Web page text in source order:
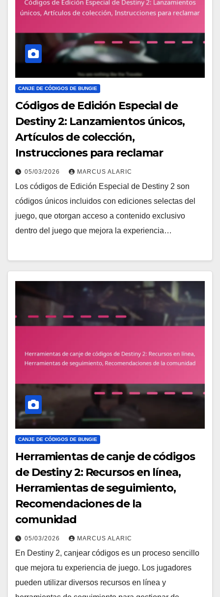
CANJE DE CÓDIGOS DE BUNGIE
Códigos de Edición Especial de
Destiny 2: Lanzamientos únicos,
Artículos de colección,
Instrucciones para reclamar
05/03/2026 MARCUS ALARIC
Los códigos de Edición Especial de Destiny 2 son
códigos únicos incluidos con ediciones selectas del
juego, que otorgan acceso a contenido exclusivo
dentro del juego que mejora la experiencia…
CANJE DE CÓDIGOS DE BUNGIE
Herramientas de canje de códigos
de Destiny 2: Recursos en línea,
Herramientas de seguimiento,
Recomendaciones de la
comunidad
05/03/2026 MARCUS ALARIC
En Destiny 2, canjear códigos es un proceso sencillo
que mejora tu experiencia de juego. Los jugadores
pueden utilizar diversos recursos en línea y